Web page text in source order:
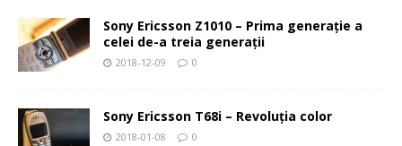
Sony Ericsson Z1010 – Prima generaţie a
celei de-a treia generaţii
2018-12-09 0
Sony Ericsson T68i – Revoluţia color
2018-01-08 0